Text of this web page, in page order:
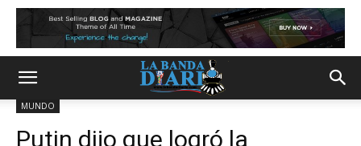
MUNDO
Putin dijo que logró la